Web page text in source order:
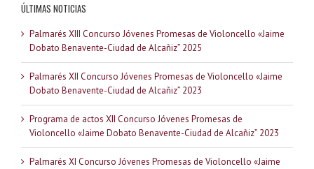
ÚLTIMAS NOTICIAS
Palmarés XIII Concurso Jóvenes Promesas de Violoncello «Jaime
Dobato Benavente-Ciudad de Alcañiz” 2025
Palmarés XII Concurso Jóvenes Promesas de Violoncello «Jaime
Dobato Benavente-Ciudad de Alcañiz” 2023
Programa de actos XII Concurso Jóvenes Promesas de
Violoncello «Jaime Dobato Benavente-Ciudad de Alcañiz” 2023
Palmarés XI Concurso Jóvenes Promesas de Violoncello «Jaime